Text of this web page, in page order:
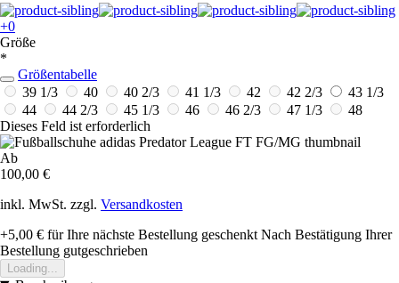
+0
Größe
*
Größentabelle
39 1/3
40 40 2/3 41 1/3 42 42 2/3
43 1/3
44
44 2/3 45 1/3 46 46 2/3 47 1/3
48
Dieses Feld ist erforderlich
Ab
100,00 €
inkl. MwSt. zzgl. Versandkosten
+5,00 € für Ihre nächste Bestellung geschenkt Nach Bestätigung Ihrer
Bestellung gutgeschrieben
Loading...